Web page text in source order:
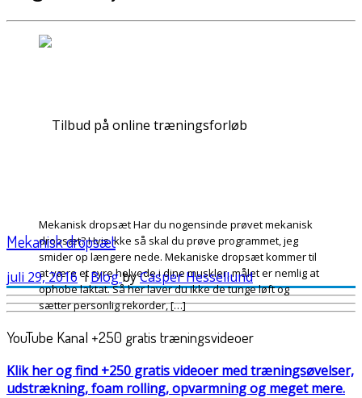
Mekanisk dropsæt Har du nogensinde prøvet mekanisk
dropsæt? Hvis ikke så skal du prøve programmet, jeg
smider op længere nede. Mekaniske dropsæt kommer til
at være et syre helvede i dine muskler, målet er nemlig at
ophobe laktat. Så her laver du ikke de tunge løft og
sætter personlig rekorder, […]
Mekanisk dropsæt
juli 29, 2016iBlogbyCasper Hessellund
YouTube Kanal +250 gratis træningsvideoer
Klik her og find +250 gratis videoer med træningsøvelser,
udstrækning, foam rolling, opvarmning og meget mere.